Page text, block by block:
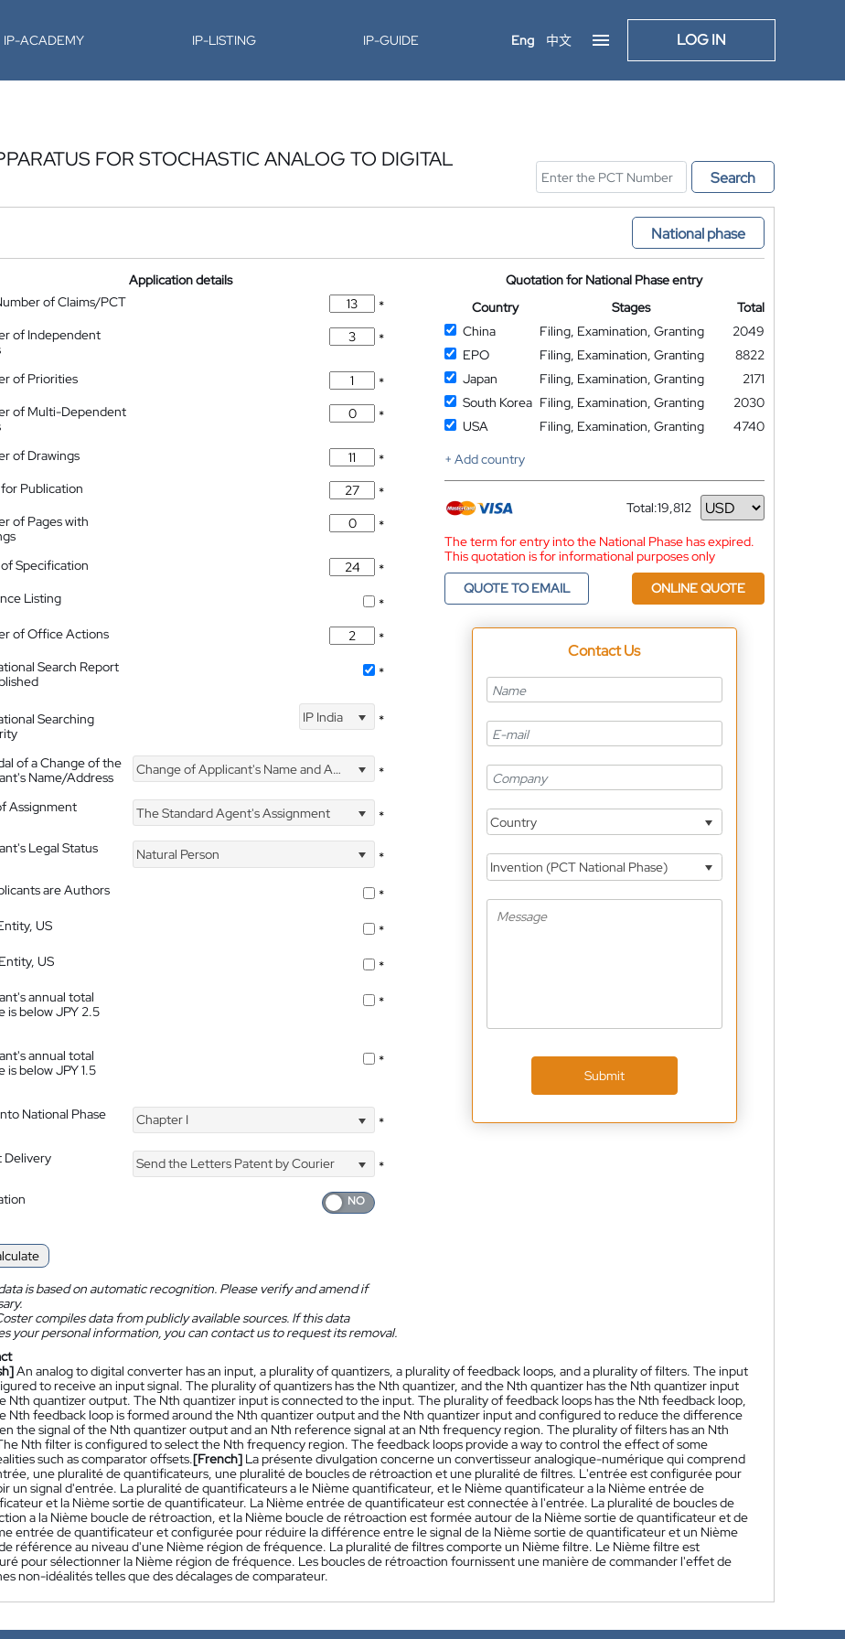
IP-ACADEMY IP-LISTING IP-GUIDE Eng 中文 LOG IN
FOR STOCHASTIC ANALOG TO DIGITAL
Search
National phase
Application details
of Claims/PCT
*
of Independent
*
of Priorities
*
of Multi-Dependent
*
of Drawings
*
Publication
*
of Pages with
*
Specification
*
Listing
*
of Office Actions
*
Search Report
*
Searching
IP India *
of a Change of the
Name/Address
Change of Applicant's Name and Address *
Assignment The Standard Agent's Assignment
*
Legal Status
Natural Person
*
are Authors
*
US
*
US
*
annual total
is below JPY 2.5
*
annual total
is below JPY 1.5
*
National Phase
Chapter I *
Delivery Send the Letters Patent by Courier
*
is based on automatic recognition. Please verify and amend if
compiles data from publicly available sources. If this data
your personal information, you can contact us to request its removal.
Quotation for National Phase entry
Country
Stages
Total
China
Filing, Examination, Granting
2049
EPO
Filing, Examination, Granting
8822
Japan
Filing, Examination, Granting
2171
South Korea Filing, Examination, Granting
2030
USA
Filing, Examination, Granting
4740
+ Add country
Total:19,812
Currency
The term for entry into the National Phase has expired.
This quotation is for informational purposes only
QUOTE TO EMAIL
ONLINE QUOTE
Contact Us
Country
Invention (PCT National Phase)
Submit
An analog to digital converter has an input, a plurality of quantizers, a plurality of feedback loops, and a plurality of filters. The input
to receive an input signal. The plurality of quantizers has the Nth quantizer, and the Nth quantizer has the Nth quantizer input
Nth quantizer output. The Nth quantizer input is connected to the input. The plurality of feedback loops has the Nth feedback loop,
Nth feedback loop is formed around the Nth quantizer output and the Nth quantizer input and configured to reduce the difference
the signal of the Nth quantizer output and an Nth reference signal at an Nth frequency region. The plurality of filters has an Nth
Nth filter is configured to select the Nth frequency region. The feedback loops provide a way to control the effect of some
such as comparator offsets.[French] La présente divulgation concerne un convertisseur analogique-numérique qui comprend
une pluralité de quantificateurs, une pluralité de boucles de rétroaction et une pluralité de filtres. L'entrée est configurée pour
un signal d'entrée. La pluralité de quantificateurs a le Nième quantificateur, et le Nième quantificateur a la Nième entrée de
et la Nième sortie de quantificateur. La Nième entrée de quantificateur est connectée à l'entrée. La pluralité de boucles de
a la Nième boucle de rétroaction, et la Nième boucle de rétroaction est formée autour de la Nième sortie de quantificateur et de
entrée de quantificateur et configurée pour réduire la différence entre le signal de la Nième sortie de quantificateur et un Nième
référence au niveau d'une Nième région de fréquence. La pluralité de filtres comporte un Nième filtre. Le Nième filtre est
pour sélectionner la Nième région de fréquence. Les boucles de rétroaction fournissent une manière de commander l'effet de
non-idéalités telles que des décalages de comparateur.